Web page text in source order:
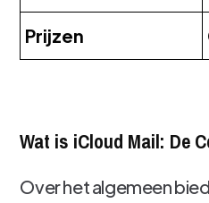
Prijzen
Wat is iCloud Mail: De
Over het algemeen